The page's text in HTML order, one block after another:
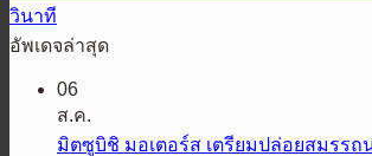
วินาที
อัพเดจล่าสุด
06
ส.ค.
มิตซูบิชิ มอเตอร์ส เตรียมปล่อยสมรร